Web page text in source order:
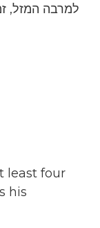
למרבה המזל,
least four
his